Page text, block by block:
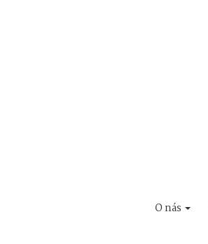
O nás